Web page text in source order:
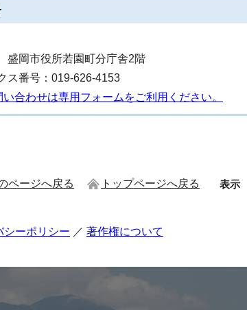
岡市役所若園町分庁舎2階
ス番号：019-626-4153
合わせは専用フォームをご利用ください。
ページへ戻る トップページへ戻る 表示
シーポリシー 著作権について